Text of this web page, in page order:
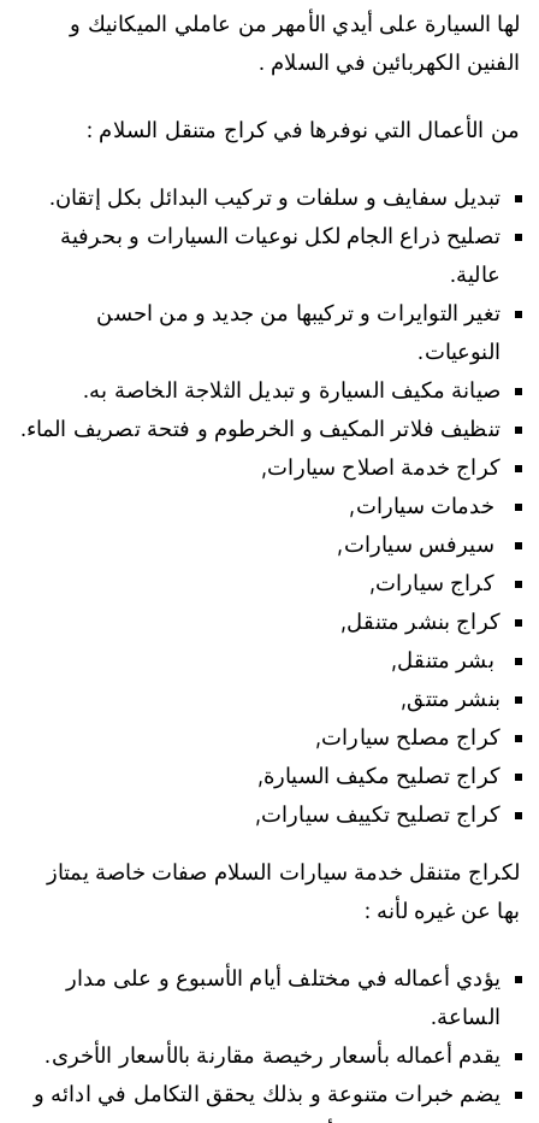
لها السيارة على أيدي الأمهر من عاملي الميكانيك و
الفنين الكهربائين في السلام .
من الأعمال التي نوفرها في كراج متنقل السلام :
تبديل سفايف و سلفات و تركيب البدائل بكل إتقان.
تصليح ذراع الجام لكل نوعيات السيارات و بحرفية
عالية.
تغير التوايرات و تركيبها من جديد و من احسن
النوعيات.
صيانة مكيف السيارة و تبديل الثلاجة الخاصة به.
تنظيف فلاتر المكيف و الخرطوم و فتحة تصريف الماء.
كراج خدمة اصلاح سيارات,
خدمات سيارات,
سيرفس سيارات,
كراج سيارات,
كراج بنشر متنقل,
بشر متنقل,
بنشر متتق,
كراج مصلح سيارات,
كراج تصليح مكيف السيارة,
كراج تصليح تكييف سيارات,
لكراج متنقل خدمة سيارات السلام صفات خاصة يمتاز
بها عن غيره لأنه :
يؤدي أعماله في مختلف أيام الأسبوع و على مدار
الساعة.
يقدم أعماله بأسعار رخيصة مقارنة بالأسعار الأخرى.
يضم خبرات متنوعة و بذلك يحقق التكامل في ادائه و